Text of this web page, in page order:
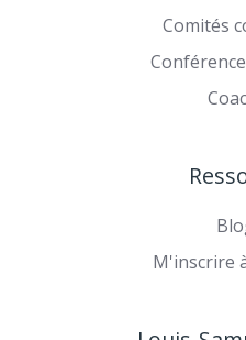
Comités
M'inscrire